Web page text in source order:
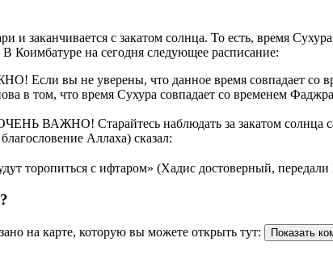
и заканчивается с закатом солнца. То есть, время
Коимбатуре на сегодня следующее расписание:
Если вы не уверены, что данное время совпадает со
в том, что время Сухура совпадает со временем
ВАЖНО! Старайтесь наблюдать за закатом солнца
Аллаха) сказал:
торопиться с ифтаром» (Хадис достоверный,
на карте, которую вы можете открыть тут: Показать